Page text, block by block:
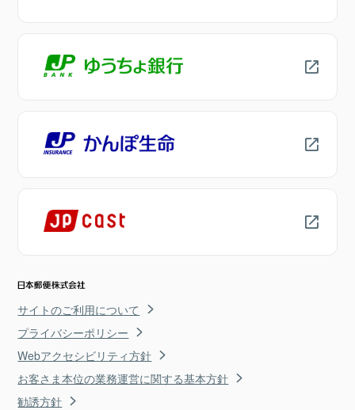
サイトのご利用について
プライバシーポリシー
Webアクセシビリティ方針
お客さま本位の業務運営に関する基本方針
勧誘方針